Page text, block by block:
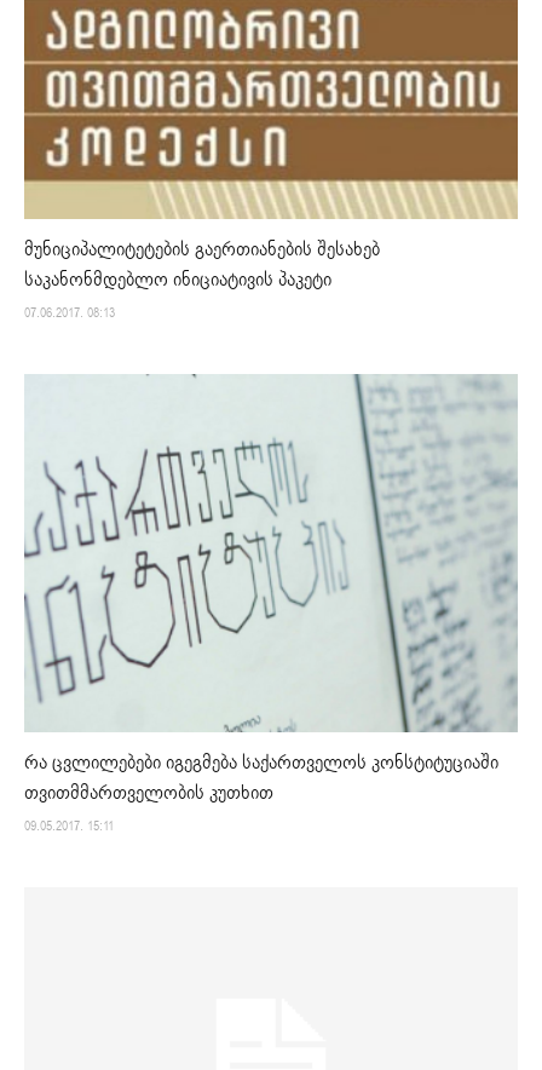
მუნიციპალიტეტების გაერთიანების შესახებ
საკანონმდებლო ინიციატივის პაკეტი
07.06.2017. 08:13
რა ცვლილებები იგეგმება საქართველოს კონსტიტუციაში
თვითმმართველობის კუთხით
09.05.2017. 15:11